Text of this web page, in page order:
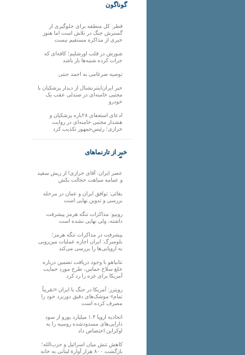
گوناگون
قطر: کل منطقه برای جلوگیری از
گسترش جنگ در تلاش است اما هنوز
خبری از مذاکره مستقیم نیست
شورش در قلب اورشلیم؛ کافه‌ای که
جرات کرده شنبه‌ها باز باشد
توصیه ضرغامی به احمد جنتی
خبر ایران‌اینترنشنال از دیدار پزشکیان با
مجتبی خامنه‌ای در صندلی عقب یک
خودرو
ادعای استعفای ۲۸باره پزشکیان و
هشدار مجتبی خامنه‌ای در روایت
خرازی؛ رئیس‌جمهور تکذیب کرد
خبر از تارنماهای
دیگر
عصر ایران: آقای خرازی! از ریش سفید
و عمامه سیاهت خجالت بکش
بقائی: توافق ایران و عمان در مرحله
بررسی و تدوین نهایی است
روبیو: مذاکرات تنگه هرمز پیشرفت
داشته، ولی نهایی نشده است
پیشرفت در مذاکرات تنگه هرمز؛
بلومبرگ: ایران اجازه عملیات مین‌روبی
به اروپایی‌ها را بررسی می‌کند
نتانیاهو با وجود دریافت تضمین درباره
خلع سلاح حماس، طرح مورد حمایت
آمریکا برای غزه را رد کرد
رویترز: آمریکا در جنگ با ایران «تقریباً
تمام» موشک‌های دقیق دوربرد خود را
مصرف کرده است
اتحادیه اروپا ۱.۴ میلیارد یورو از سود
دارایی‌های مسدودشده روسیه را به
اوکراین ‏اختصاص داد
کاهش تنش میان اسرائیل و حزب‌الله؛
بازگشت ۸۰۰ هزار آوارۀ لبنانی به خانه‌